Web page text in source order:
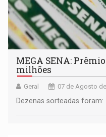
MEGA SENA:
milhões
Geral 07 de Agosto
Dezenas sorteadas